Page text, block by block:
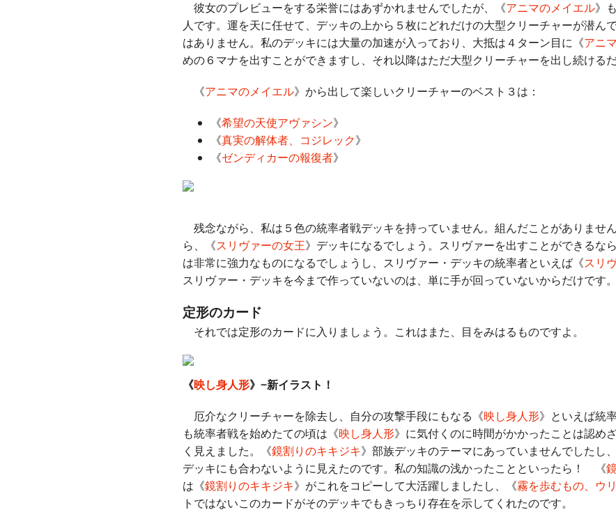
彼女のプレビューをする栄誉にはあずかれませんでしたが、《アニマのメイエル》
人です。運を天に任せて、デッキの上から５枚にどれだけの大型クリーチャーが潜ん
はありません。私のデッキには大量の加速が入っており、大抵は４ターン目に《アニ
めの６マナを出すことができますし、それ以降はただ大型クリーチャーを出し続けるだ
《アニマのメイエル》から出して楽しいクリーチャーのベスト３は：
《希望の天使アヴァシン》
《真実の解体者、コジレック》
《ゼンディカーの報復者》
残念ながら、私は５色の統率者戦デッキを持っていません。組んだことがありませ
ら、《スリヴァーの女王》デッキになるでしょう。スリヴァーを出すことができるな
は非常に強力なものになるでしょうし、スリヴァー・デッキの統率者といえば《スリ
スリヴァー・デッキを今まで作っていないのは、単に手が回っていないからだけです。
定形のカード
それでは定形のカードに入りましょう。これはまた、目をみはるものですよ。
《映し身人形》−新イラスト！
厄介なクリーチャーを除去し、自分の攻撃手段にもなる《映し身人形》といえば統
も統率者戦を始めたての頃は《映し身人形》に気付くのに時間がかかったことは認め
く見えました。《鏡割りのキキジキ》部族デッキのテーマにあっていませんでしたし
デッキにも合わないように見えたのです。私の知識の浅かったことといったら！ 《
は《鏡割りのキキジキ》がこれをコピーして大活躍しましたし、《霧を歩むもの、ウ
トではないこのカードがそのデッキでもきっちり存在を示してくれたのです。